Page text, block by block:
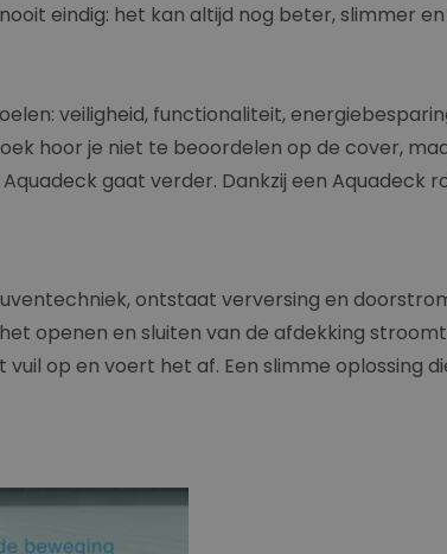
eindig: het kan altijd nog beter, slimmer
veiligheid, functionaliteit,
hoor je niet te beoordelen op de cover,
gaat verder. Dankzij een Aquadeck
ontstaat verversing en
openen en sluiten van de afdekking
op en voert het af. Een slimme oplossing